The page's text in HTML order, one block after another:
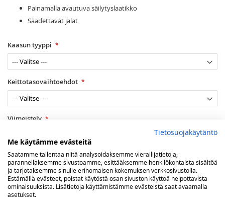
Painamalla avautuva säilytyslaatikko
Säädettävät jalat
Kaasun tyyppi
Keittotasovaihtoehdot
Viimeistely
Maakaasuasennus Helsingissä
Tietosuojakäytäntö
Me käytämme evästeitä
Saatamme tallentaa niitä analysoidaksemme vierailijatietoja,
parannellaksemme sivustoamme, esittääksemme henkilökohtaista sisältöä
ja tarjotaksemme sinulle erinomaisen kokemuksen verkkosivustolla.
Estämällä evästeet, poistat käytöstä osan sivuston käyttöä helpottavista
ominaisuuksista. Lisätietoja käyttämistämme evästeistä saat avaamalla
asetukset.